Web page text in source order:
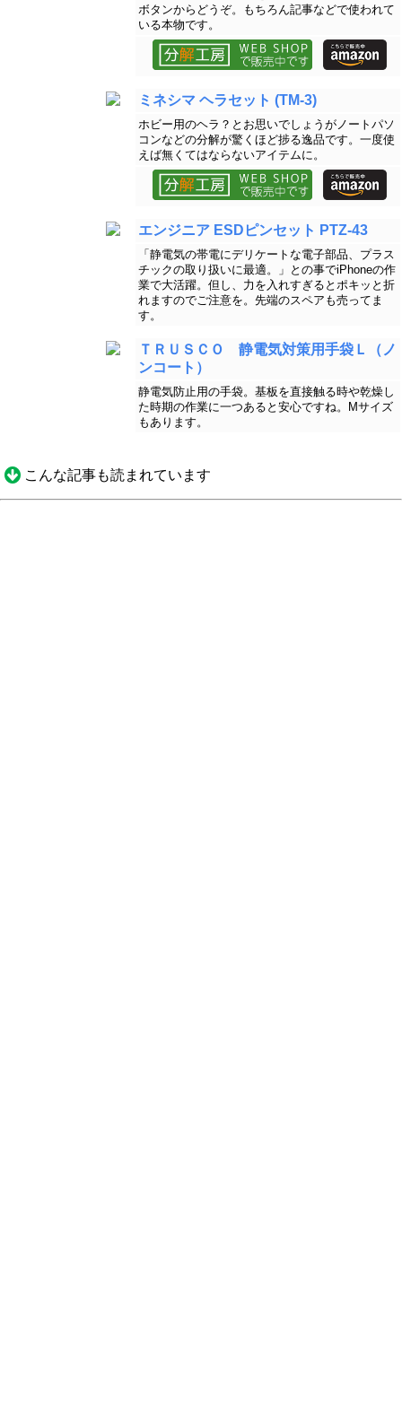
ボタンからどうぞ。もちろん記事などで使われて
いる本物です。
ミネシマ ヘラセット (TM-3)
ホビー用のヘラ？とお思いでしょうがノートパソ
コンなどの分解が驚くほど捗る逸品です。一度使
えば無くてはならないアイテムに。
エンジニア ESDピンセット PTZ-43
「静電気の帯電にデリケートな電子部品、プラス
チックの取り扱いに最適。」との事でiPhoneの作
業で大活躍。但し、力を入れすぎるとポキッと折
れますのでご注意を。先端のスペアも売ってま
す。
ＴＲＵＳＣＯ 静電気対策用手袋Ｌ（ノ
ンコート）
静電気防止用の手袋。基板を直接触る時や乾燥し
た時期の作業に一つあると安心ですね。Mサイズ
もあります。
こんな記事も読まれています